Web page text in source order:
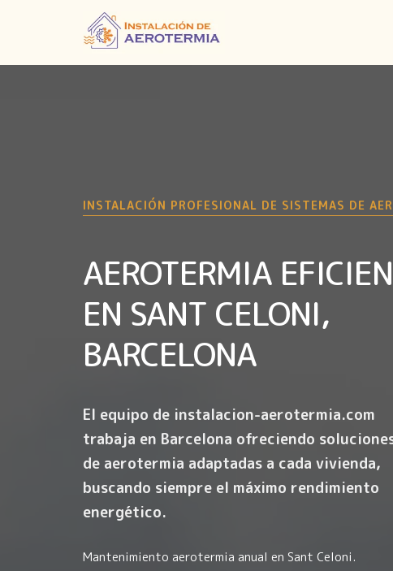
INSTALACIÓN PROFESIONAL DE SISTEMAS DE
AEROTERMIA
EN SANT CELONI,
BARCELONA
El equipo de instalacion-aerotermia.com
trabaja en Barcelona ofreciendo
de aerotermia adaptadas a cada vivienda,
buscando siempre el máximo rendimiento
energético.
Mantenimiento aerotermia anual en Sant Celoni.